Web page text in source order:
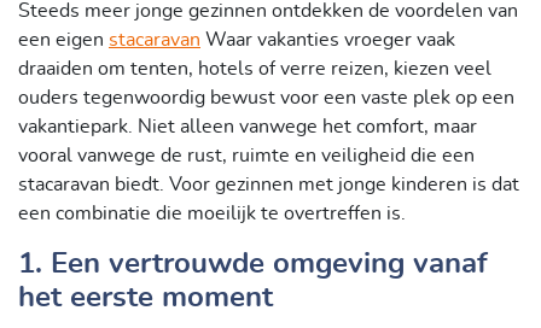
Steeds meer jonge gezinnen ontdekken de voordelen van
een eigen stacaravan Waar vakanties vroeger vaak
draaiden om tenten, hotels of verre reizen, kiezen veel
ouders tegenwoordig bewust voor een vaste plek op een
vakantiepark. Niet alleen vanwege het comfort, maar
vooral vanwege de rust, ruimte en veiligheid die een
stacaravan biedt. Voor gezinnen met jonge kinderen is dat
een combinatie die moeilijk te overtreffen is.
1. Een vertrouwde omgeving vanaf
het eerste moment